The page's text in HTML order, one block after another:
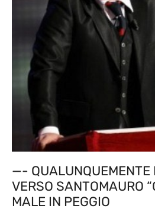
—-
VERSO SANTOMAURO
MALE IN PEGGIO